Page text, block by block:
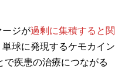
ージが過剰に集積すると関
球に発現するケモカイン
疾患の治療につながる